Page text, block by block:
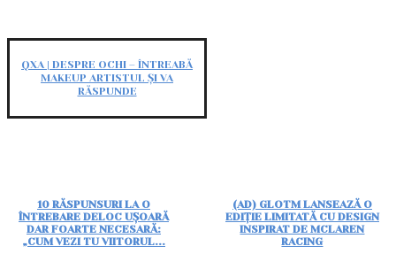
QXA | DESPRE OCHI – ÎNTREABĂ
MAKEUP ARTISTUL ȘI VA
RĂSPUNDE
10 RĂSPUNSURI LA O
ÎNTREBARE DELOC UȘOARĂ
DAR FOARTE NECESARĂ:
„CUM VEZI TU VIITORUL...
(AD) GLOTM LANSEAZĂ O
EDIȚIE LIMITATĂ CU DESIGN
INSPIRAT DE MCLAREN
RACING